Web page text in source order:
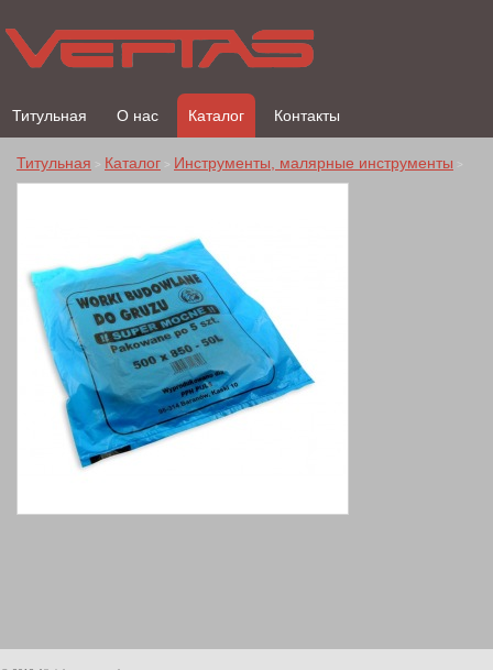
Титульная О нас Каталог Контакты
Титульная > Каталог > Инструменты, малярные инструменты >